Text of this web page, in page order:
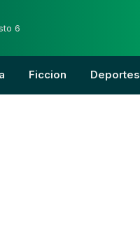
6
Ficcion Deportes